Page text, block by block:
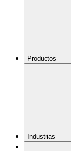
Productos
Industrias